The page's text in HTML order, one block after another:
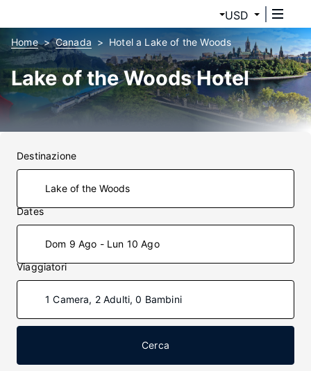
USD
Home Canada Hotel a Lake of the Woods
Lake of the Woods Hotel
Destinazione
Dates
Dom 9 Ago - Lun 10 Ago
Viaggiatori
1 Camera, 2 Adulti, 0 Bambini
Cerca